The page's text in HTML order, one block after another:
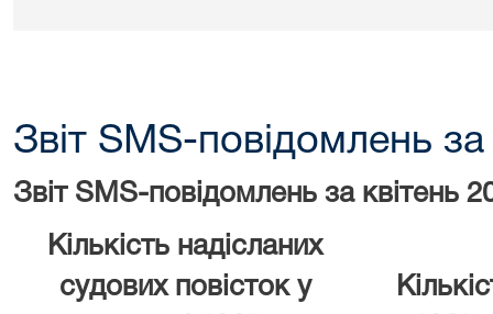
Звіт SMS-повідомлень
Звіт SMS-повідомлень за квітень
Кількість надісланих
судових повісток у